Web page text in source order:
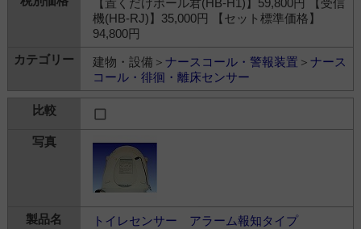
機(HB-RJ)】35,000円 【セット標準価格】
94,800円
建物・設備＞ ナースコール・警報装置 ＞ ナース
コール・徘徊・離床センサー
トイレセンサー アラーム報知タイプ